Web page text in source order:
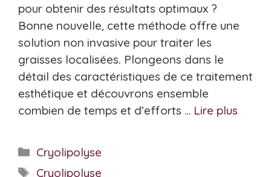
pour obtenir des résultats optimaux ?
Bonne nouvelle, cette méthode offre une
solution non invasive pour traiter les
graisses localisées. Plongeons dans le
détail des caractéristiques de ce traitement
esthétique et découvrons ensemble
combien de temps et d’efforts … Lire plus
Catégories
Cryolipolyse
Étiquettes
Cryolipolyse